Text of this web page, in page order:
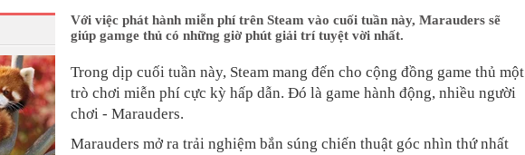
Với việc phát hành miễn phí trên Steam vào cuối tuần này, Marauders sẽ
giúp gamge thủ có những giờ phút giải trí tuyệt vời nhất.
Trong dịp cuối tuần này, Steam mang đến cho cộng đồng game thủ một
trò chơi miễn phí cực kỳ hấp dẫn. Đó là game hành động, nhiều người
chơi - Marauders.
Marauders mở ra trải nghiệm bắn súng chiến thuật góc nhìn thứ nhất